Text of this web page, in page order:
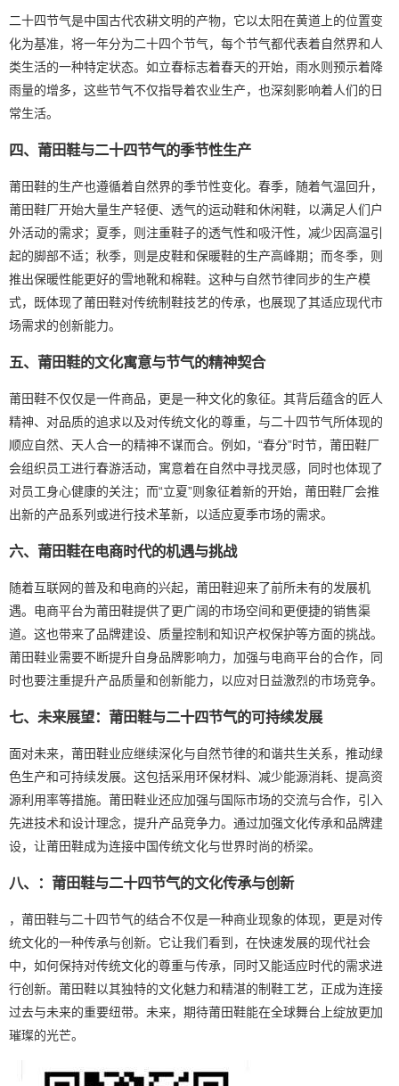
二十四节气是中国古代农耕文明的产物，它以太阳在黄道上的位置变
化为基准，将一年分为二十四个节气，每个节气都代表着自然界和人
类生活的一种特定状态。如立春标志着春天的开始，雨水则预示着降
雨量的增多，这些节气不仅指导着农业生产，也深刻影响着人们的日
常生活。
四、莆田鞋与二十四节气的季节性生产
莆田鞋的生产也遵循着自然界的季节性变化。春季，随着气温回升，
莆田鞋厂开始大量生产轻便、透气的运动鞋和休闲鞋，以满足人们户
外活动的需求；夏季，则注重鞋子的透气性和吸汗性，减少因高温引
起的脚部不适；秋季，则是皮鞋和保暖鞋的生产高峰期；而冬季，则
推出保暖性能更好的雪地靴和棉鞋。这种与自然节律同步的生产模
式，既体现了莆田鞋对传统制鞋技艺的传承，也展现了其适应现代市
场需求的创新能力。
五、莆田鞋的文化寓意与节气的精神契合
莆田鞋不仅仅是一件商品，更是一种文化的象征。其背后蕴含的匠人
精神、对品质的追求以及对传统文化的尊重，与二十四节气所体现的
顺应自然、天人合一的精神不谋而合。例如，“春分”时节，莆田鞋厂
会组织员工进行春游活动，寓意着在自然中寻找灵感，同时也体现了
对员工身心健康的关注；而“立夏”则象征着新的开始，莆田鞋厂会推
出新的产品系列或进行技术革新，以适应夏季市场的需求。
六、莆田鞋在电商时代的机遇与挑战
随着互联网的普及和电商的兴起，莆田鞋迎来了前所未有的发展机
遇。电商平台为莆田鞋提供了更广阔的市场空间和更便捷的销售渠
道。这也带来了品牌建设、质量控制和知识产权保护等方面的挑战。
莆田鞋业需要不断提升自身品牌影响力，加强与电商平台的合作，同
时也要注重提升产品质量和创新能力，以应对日益激烈的市场竞争。
七、未来展望：莆田鞋与二十四节气的可持续发展
面对未来，莆田鞋业应继续深化与自然节律的和谐共生关系，推动绿
色生产和可持续发展。这包括采用环保材料、减少能源消耗、提高资
源利用率等措施。莆田鞋业还应加强与国际市场的交流与合作，引入
先进技术和设计理念，提升产品竞争力。通过加强文化传承和品牌建
设，让莆田鞋成为连接中国传统文化与世界时尚的桥梁。
八、：莆田鞋与二十四节气的文化传承与创新
，莆田鞋与二十四节气的结合不仅是一种商业现象的体现，更是对传
统文化的一种传承与创新。它让我们看到，在快速发展的现代社会
中，如何保持对传统文化的尊重与传承，同时又能适应时代的需求进
行创新。莆田鞋以其独特的文化魅力和精湛的制鞋工艺，正成为连接
过去与未来的重要纽带。未来，期待莆田鞋能在全球舞台上绽放更加
璀璨的光芒。